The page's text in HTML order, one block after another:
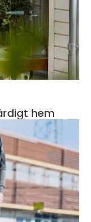
färdigt hem